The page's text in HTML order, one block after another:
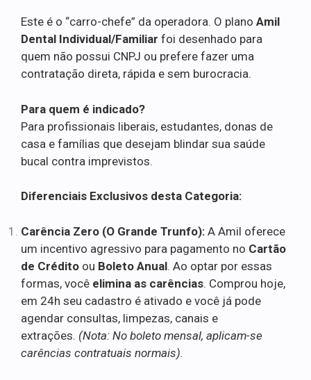
Este é o “carro-chefe” da operadora. O plano Amil
Dental Individual/Familiar foi desenhado para
quem não possui CNPJ ou prefere fazer uma
contratação direta, rápida e sem burocracia.
Para quem é indicado?
Para profissionais liberais, estudantes, donas de
casa e famílias que desejam blindar sua saúde
bucal contra imprevistos.
Diferenciais Exclusivos desta Categoria:
Carência Zero (O Grande Trunfo): A Amil oferece
um incentivo agressivo para pagamento no Cartão
de Crédito ou Boleto Anual. Ao optar por essas
formas, você elimina as carências. Comprou hoje,
em 24h seu cadastro é ativado e você já pode
agendar consultas, limpezas, canais e
extrações. (Nota: No boleto mensal, aplicam-se
carências contratuais normais).